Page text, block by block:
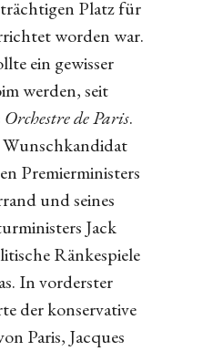
Platz für
worden war.
ein gewisser
werden, seit
Orchestre de Paris.
Premierministers
und seines
Jack
Ränkespiele
In vorderster
der konservative
Paris, Jacques